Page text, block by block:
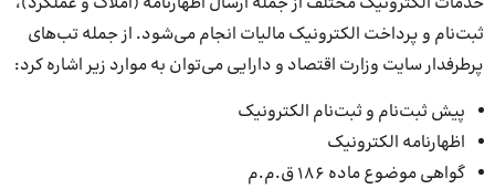
ثبت‌نام و پرداخت الکترونیک مالیات انجام می‌شود. از جمله تب‌های
پرطرفدار سایت وزارت اقتصاد و دارایی می‌توان به موارد زیر اشاره کرد:
پیش ثبت‌نام و ثبت‌نام الکترونیک
اظهارنامه الکترونیک
گواهی موضوع ماده 186 ق.م.م